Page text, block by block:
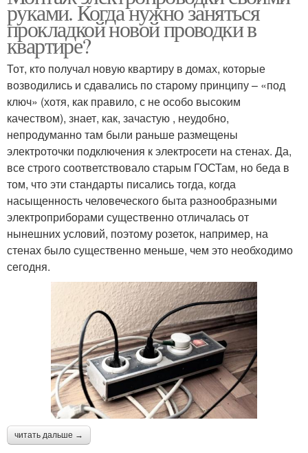
руками. Когда нужно заняться
прокладкой новой проводки в
квартире?
Тот, кто получал новую квартиру в домах, которые
возводились и сдавались по старому принципу – «под
ключ» (хотя, как правило, с не особо высоким
качеством), знает, как, зачастую , неудобно,
непродуманно там были раньше размещены
электроточки подключения к электросети на стенах. Да,
все строго соответствовало старым ГОСТам, но беда в
том, что эти стандарты писались тогда, когда
насыщенность человеческого быта разнообразными
электроприборами существенно отличалась от
нынешних условий, поэтому розеток, например, на
стенах было существенно меньше, чем это необходимо
сегодня.
читать дальше →